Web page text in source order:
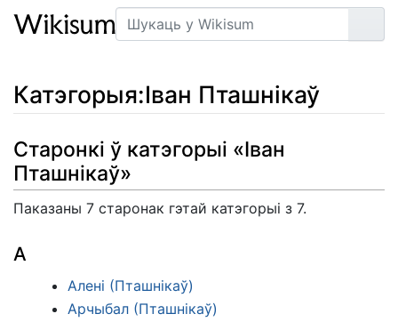
Пошук
Катэгорыя:Іван Пташнікаў
Старонкі ў катэгорыі «Іван
Пташнікаў»
Паказаны 7 старонак гэтай катэгорыі з 7.
А
Алені (Пташнікаў)
Арчыбал (Пташнікаў)